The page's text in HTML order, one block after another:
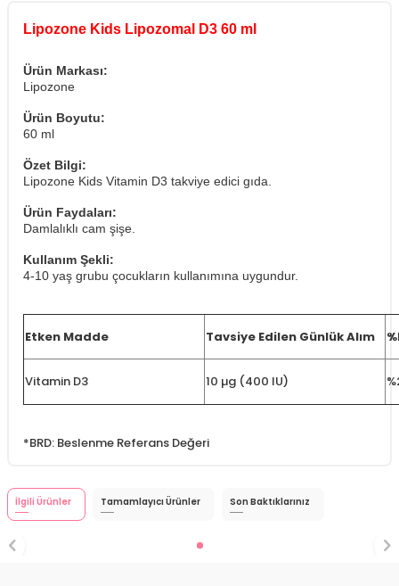
Lipozone Kids Lipozomal D3 60 ml
Ürün Markası:
Lipozone
Ürün Boyutu:
60 ml
Özet Bilgi:
Lipozone Kids Vitamin D3 takviye edici gıda.
Ürün Faydaları:
Damlalıklı cam şişe.
Kullanım Şekli:
4-10 yaş grubu çocukların kullanımına uygundur.
Etken Madde Tavsiye Edilen Günlük Alım
Vitamin D3 10 µg (400 IU)
*BRD: Beslenme Referans Değeri
İlgili Ürünler Tamamlayıcı Ürünler Son Baktıklarınız